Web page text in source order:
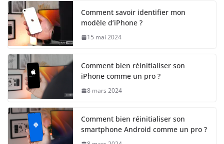
Comment savoir identifier mon
modèle d’iPhone ?
15 mai 2024
Comment bien réinitialiser son
iPhone comme un pro ?
8 mars 2024
Comment bien réinitialiser son
smartphone Android comme un pro ?